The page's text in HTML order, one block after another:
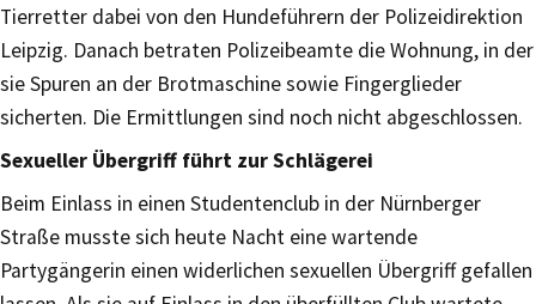
Tierretter dabei von den Hundeführern der Polizeidirektion
Leipzig. Danach betraten Polizeibeamte die Wohnung, in der
sie Spuren an der Brotmaschine sowie Fingerglieder
sicherten. Die Ermittlungen sind noch nicht abgeschlossen.
Sexueller Übergriff führt zur Schlägerei
Beim Einlass in einen Studentenclub in der Nürnberger
Straße musste sich heute Nacht eine wartende
Partygängerin einen widerlichen sexuellen Übergriff gefallen